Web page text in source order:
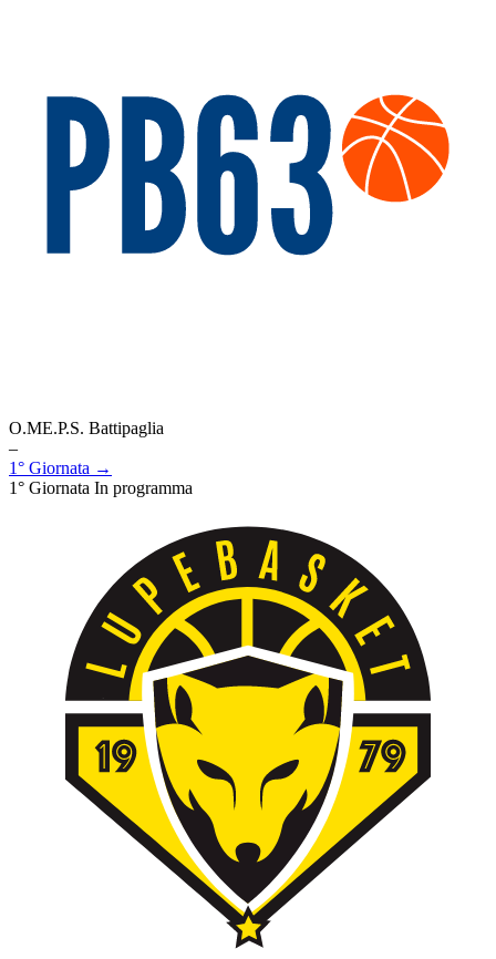
O.ME.P.S. Battipaglia
–
1° Giornata →
1° Giornata In programma